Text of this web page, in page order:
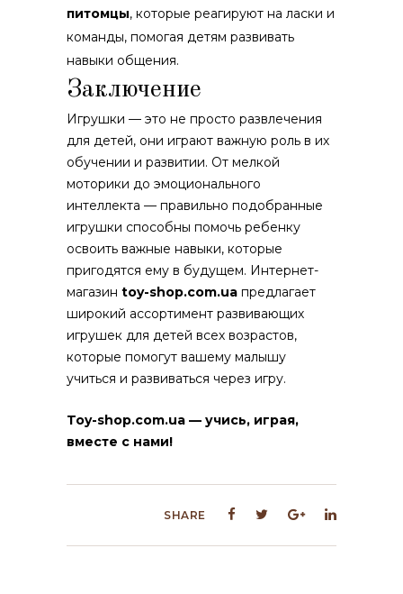
питомцы, которые реагируют на ласки и
команды, помогая детям развивать
навыки общения.
Заключение
Игрушки — это не просто развлечения
для детей, они играют важную роль в их
обучении и развитии. От мелкой
моторики до эмоционального
интеллекта — правильно подобранные
игрушки способны помочь ребенку
освоить важные навыки, которые
пригодятся ему в будущем. Интернет-
магазин toy-shop.com.ua предлагает
широкий ассортимент развивающих
игрушек для детей всех возрастов,
которые помогут вашему малышу
учиться и развиваться через игру.
Toy-shop.com.ua — учись, играя,
вместе с нами!
SHARE